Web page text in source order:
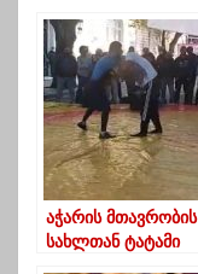
აჭარის მთავრობის
სახლთან ტატამი